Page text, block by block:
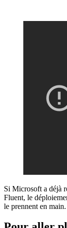
Si Microsoft a déjà
Fluent, le
le prennent en main.